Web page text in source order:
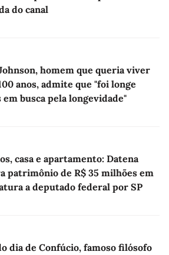
do canal
homem que queria viver
anos, admite que "foi longe
em busca pela longevidade"
casa e apartamento: Datena
patrimônio de R$ 35 milhões em
a deputado federal por SP
dia de Confúcio, famoso filósofo